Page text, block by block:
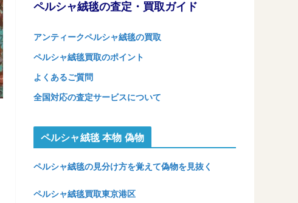
ペルシャ絨毯の査定・買取ガイド
アンティークペルシャ絨毯の買取
ペルシャ絨毯買取のポイント
よくあるご質問
全国対応の査定サービスについて
ペルシャ絨毯 本物 偽物
ペルシャ絨毯の見分け方を覚えて偽物を見抜く
ペルシャ絨毯買取東京港区